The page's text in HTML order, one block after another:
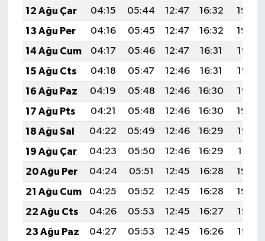
12 Ağu Çar
04:15 05:44 12:47 16:32
19:40
13 Ağu Per
04:16 05:45 12:47 16:32
19:39
14 Ağu Cum
04:17 05:46 12:47 16:31
19:37
15 Ağu Cts
04:18 05:47 12:46 16:31
19:36
16 Ağu Paz
04:19 05:48 12:46 16:30
19:35
17 Ağu Pts
04:21 05:48 12:46 16:30
19:34
18 Ağu Sal
04:22 05:49 12:46 16:29
19:32
19 Ağu Çar
04:23 05:50 12:46 16:29
19:31
20 Ağu Per
04:24 05:51 12:45 16:28
19:30
21 Ağu Cum
04:25 05:52 12:45 16:28
19:29
22 Ağu Cts
04:26 05:53 12:45 16:27
19:27
23 Ağu Paz
04:27 05:53 12:45 16:26
19:26